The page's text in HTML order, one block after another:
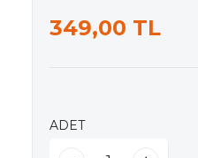
349,00 TL
ADET